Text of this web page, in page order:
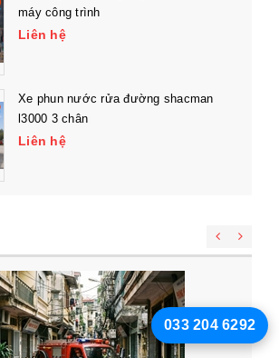
máy công trình
Liên hệ
Xe phun nước rửa đường shacman
l3000 3 chân
Liên hệ
033 204 6292